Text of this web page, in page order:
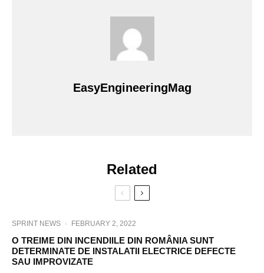
EasyEngineeringMag
Related
SPRINT NEWS · FEBRUARY 2, 2022
O TREIME DIN INCENDIILE DIN ROMÂNIA SUNT
DETERMINATE DE INSTALATII ELECTRICE DEFECTE
SAU IMPROVIZATE